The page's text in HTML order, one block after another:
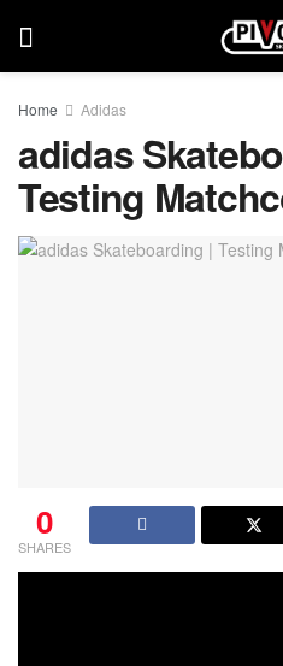
Home Adidas
adidas
Testing
0
SHARES